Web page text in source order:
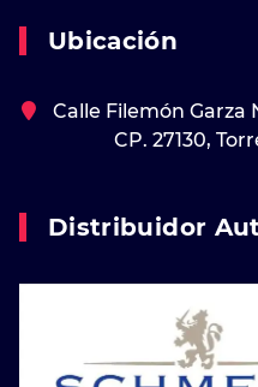
Ubicación
Calle Filemón Garza
CP. 27130,
Distribuidor